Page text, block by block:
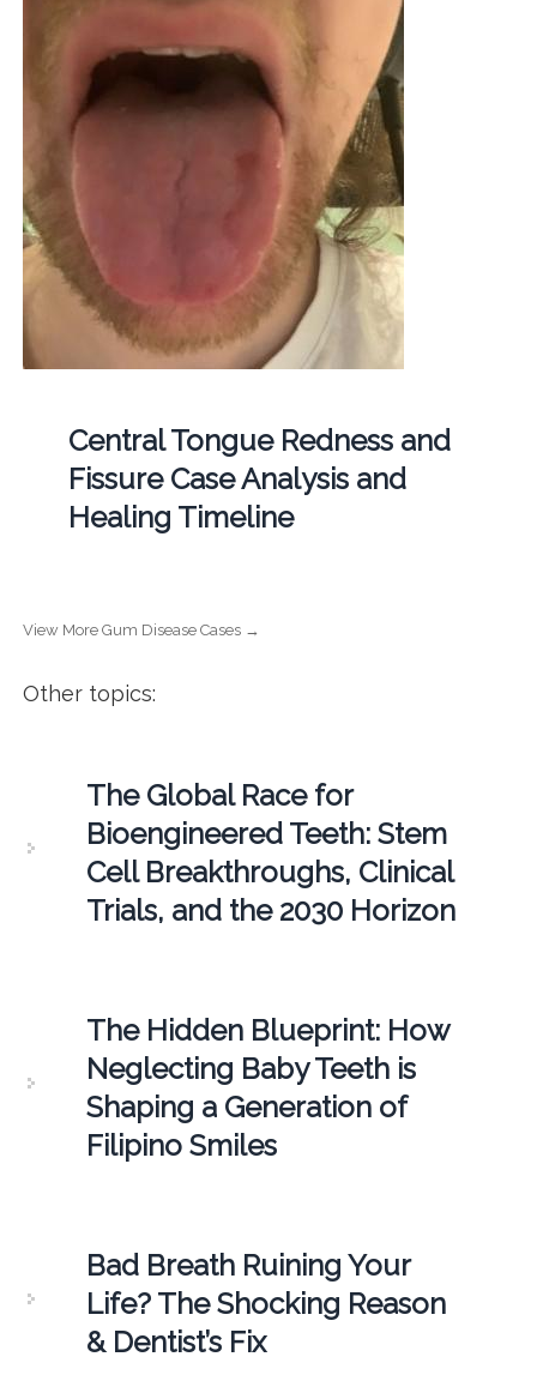
Central Tongue Redness and
Fissure Case Analysis and
Healing Timeline
View More Gum Disease Cases →
Other topics:
The Global Race for
Bioengineered Teeth: Stem
Cell Breakthroughs, Clinical
Trials, and the 2030 Horizon
The Hidden Blueprint: How
Neglecting Baby Teeth is
Shaping a Generation of
Filipino Smiles
Bad Breath Ruining Your
Life? The Shocking Reason
& Dentist’s Fix